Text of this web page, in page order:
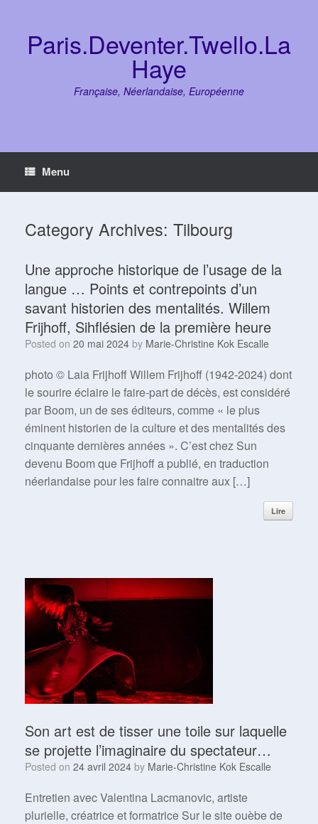
contentParis.Deventer.Twello.La
Haye
Française, Néerlandaise, Européenne
Menu
Category Archives: Tilbourg
Une approche historique de l’usage de la
langue … Points et contrepoints d’un
savant historien des mentalités. Willem
Frijhoff, Sihflésien de la première heure
Posted on 20 mai 2024 by Marie-Christine Kok Escalle
photo © Laia Frijhoff Willem Frijhoff (1942-2024) dont
le sourire éclaire le faire-part de décès, est considéré
par Boom, un de ses éditeurs, comme « le plus
éminent historien de la culture et des mentalités des
cinquante dernières années ». C’est chez Sun
devenu Boom que Frijhoff a publié, en traduction
néerlandaise pour les faire connaitre aux […]
Lire
Son art est de tisser une toile sur laquelle
se projette l’imaginaire du spectateur…
Posted on 24 avril 2024 by Marie-Christine Kok Escalle
Entretien avec Valentina Lacmanovic, artiste
plurielle, créatrice et formatrice Sur le site ouèbe de